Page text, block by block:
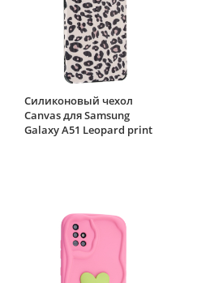
Силиконовый чехол
Canvas для Samsung
Galaxy A51 Leopard print